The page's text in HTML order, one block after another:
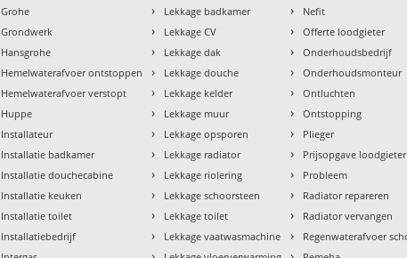
Grohe
Grondwerk
Hansgrohe
Hemelwaterafvoer ontstoppen
Hemelwaterafvoer verstopt
Huppe
Installateur
Installatie badkamer
Installatie douchecabine
Installatie keuken
Installatie toilet
Installatiebedrijf
› Lekkage badkamer
› Lekkage CV
› Lekkage dak
› Lekkage douche
› Lekkage kelder
› Lekkage muur
› Lekkage opsporen
› Lekkage radiator
› Lekkage riolering
› Lekkage schoorsteen
› Lekkage toilet
› Lekkage vaatwasmachine
› Nefit
› Offerte loodgieter
› Onderhoudsbedrijf
› Onderhoudsmonteur
› Ontluchten
› Ontstopping
› Plieger
› Prijsopgave loodgieter
› Probleem
› Radiator repareren
› Radiator vervangen
› Regenwaterafvoer